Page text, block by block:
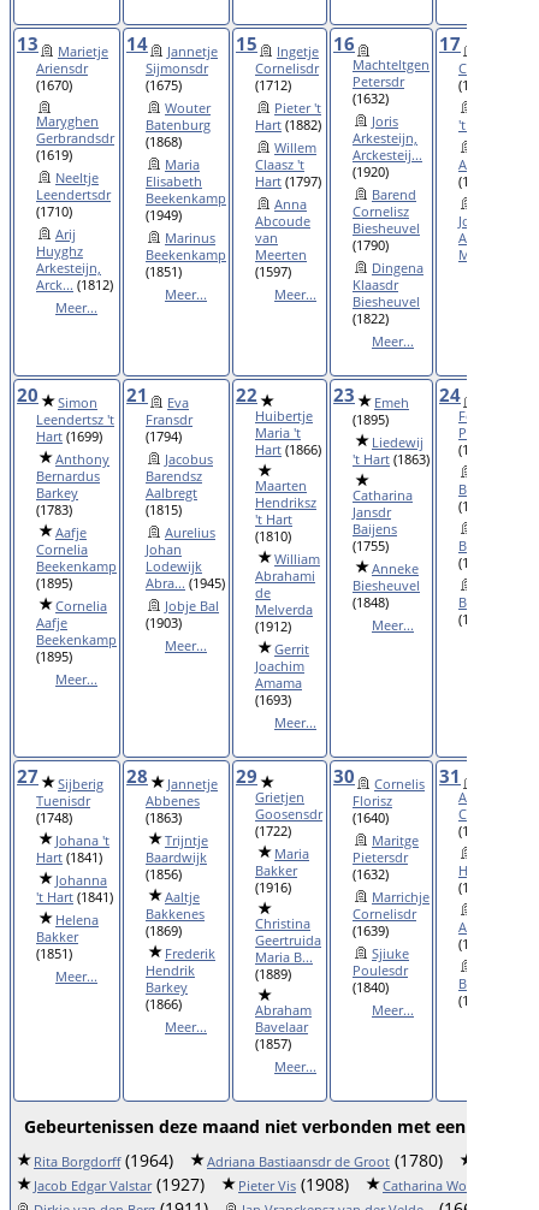
13
Marietje
Ariensdr
(1670)
Maryghen
Gerbrandsdr
(1619)
Neeltje
Leendertsdr
(1710)
Arij
Huyghz
Arkesteijn,
Arck... (1812)
Meer...
14
Jannetje
Sijmonsdr
(1675)
Wouter
Batenburg
(1868)
Maria
Elisabeth
Beekenkamp
(1949)
Marinus
Beekenkamp
(1851)
Meer...
15
Ingetje
Cornelisdr
(1712)
Pieter 't
Hart (1882)
Willem
Claasz 't
Hart (1797)
Anna
Abcoude
van
Meerten
(1597)
Meer...
16
Machteltgen
Petersdr
(1632)
Joris
Arkesteijn,
Arckesteij...
(1920)
Barend
Cornelisz
Biesheuvel
(1790)
Dingena
Klaasdr
Biesheuvel
(1822)
Meer...
17
Cornelisdr
(1682)
't Hart
Aalders
(1907)
Johannes
Abrahami de
M...
20
Simon
Leendertsz 't
Hart (1699)
Anthony
Bernardus
Barkey
(1783)
Aafje
Cornelia
Beekenkamp
(1895)
Cornelia
Aafje
Beekenkamp
(1895)
Meer...
21
Eva
Fransdr
(1794)
Jacobus
Barendsz
Aalbregt
(1815)
Aurelius
Johan
Lodewijk
Abra... (1945)
Jobje Bal
(1903)
Meer...
22
Huibertje
Maria 't
Hart (1866)
Maarten
Hendriksz
't Hart
(1810)
William
Abrahami
de
Melverda
(1912)
Gerrit
Joachim
Amama
(1693)
Meer...
23
Emeh
(1895)
Liedewij
't Hart (1863)
Catharina
Jansdr
Baijens
(1755)
Anneke
Biesheuvel
(1848)
Meer...
24
Femmechien
Pietersdr
(1836)
Baggerman
(1887)
Bakker
(1940)
Barkey
(1842)
27
Sijberig
Tuenisdr
(1748)
Johana 't
Hart (1841)
Johanna
't Hart (1841)
Helena
Bakker
(1851)
Meer...
28
Jannetje
Abbenes
(1863)
Trijntje
Baardwijk
(1856)
Aaltje
Bakkenes
(1869)
Frederik
Hendrik
Barkey
(1866)
Meer...
29
Grietjen
Goosensdr
(1722)
Maria
Bakker
(1916)
Christina
Geertruida
Maria B...
(1889)
Abraham
Bavelaar
(1857)
Meer...
30
Cornelis
Florisz
(1640)
Maritge
Pietersdr
(1632)
Marrichje
Cornelisdr
(1639)
Sjiuke
Poulesdr
(1840)
Meer...
31
Adriaentgen
Claesdr
(1644)
Heeresdr
(1587)
Aertsdr
(1618)
Bastiaensdr
(1651)
Gebeurtenissen deze maand niet verbonden met een
Rita Borgdorff(1964) Adriana Bastiaansdr de Groot (1780)
Jacob Edgar Valstar(1927) Pieter Vis (1908) Catharina Woesthoff